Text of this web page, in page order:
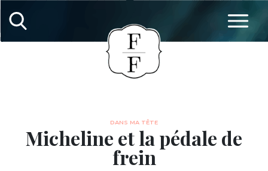
DANS MA TÊTE
Micheline et la pédale de
frein